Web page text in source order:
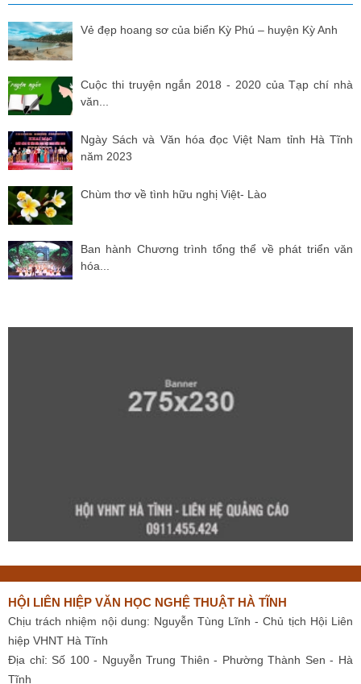
Vẻ đẹp hoang sơ của biển Kỳ Phú – huyện Kỳ Anh
Cuộc thi truyện ngắn 2018 - 2020 của Tạp chí nhà
văn...
Ngày Sách và Văn hóa đọc Việt Nam tỉnh Hà Tĩnh
năm 2023
Chùm thơ về tình hữu nghị Việt- Lào
Ban hành Chương trình tổng thể về phát triển văn
hóa...
HỘI LIÊN HIỆP VĂN HỌC NGHỆ THUẬT HÀ TĨNH
Chịu trách nhiệm nội dung: Nguyễn Tùng Lĩnh - Chủ tịch Hội Liên
hiệp VHNT Hà Tĩnh
Địa chỉ: Số 100 - Nguyễn Trung Thiên - Phường Thành Sen - Hà
Tĩnh